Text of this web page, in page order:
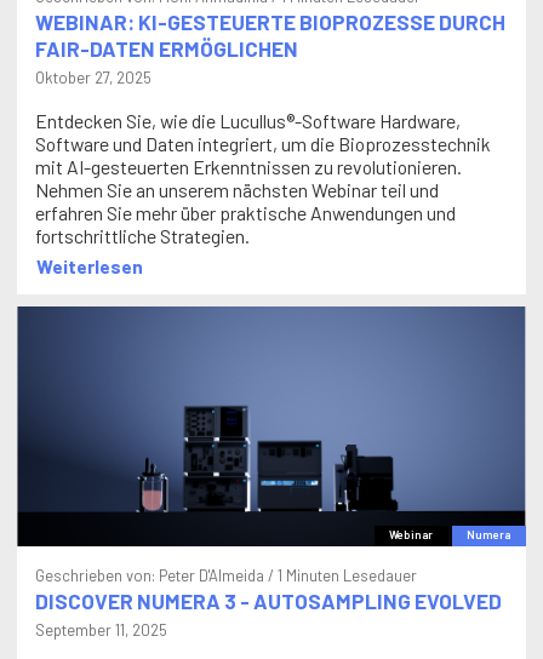
WEBINAR: KI-GESTEUERTE BIOPROZESSE DURCH
FAIR-DATEN ERMÖGLICHEN
Oktober 27, 2025
Entdecken Sie, wie die Lucullus®-Software Hardware,
Software und Daten integriert, um die Bioprozesstechnik
mit AI-gesteuerten Erkenntnissen zu revolutionieren.
Nehmen Sie an unserem nächsten Webinar teil und
erfahren Sie mehr über praktische Anwendungen und
fortschrittliche Strategien.
Weiterlesen
Webinar Numera
Geschrieben von: Peter D'Almeida / 1 Minuten Lesedauer
DISCOVER NUMERA 3 - AUTOSAMPLING EVOLVED
September 11, 2025